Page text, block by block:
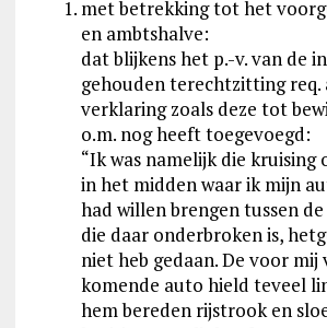
met betrekking tot het
en ambtshalve:
dat blijkens het p.-v. van de
gehouden terechtzitting req.
verklaring zoals deze tot
o.m. nog heeft toegevoegd:
“Ik was namelijk die
in het midden waar ik mijn
had willen brengen tussen
die daar onderbroken is,
niet heb gedaan. De voor mij
komende auto hield teveel
hem bereden rijstrook en